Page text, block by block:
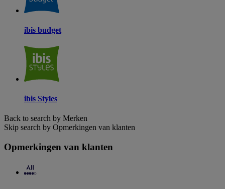
ibis budget
ibis Styles
Back to search by Merken
Skip search by Opmerkingen van klanten
Opmerkingen van klanten